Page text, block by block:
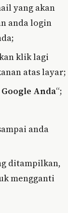
yang akan
anda login
klik lagi
atas layar;
Anda“;
anda
ditampilkan,
mengganti